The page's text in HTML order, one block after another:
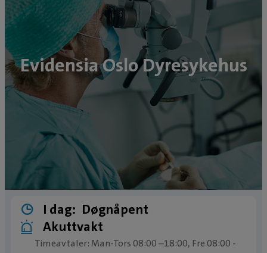
Evidensia Oslo Dyresykehus
I dag: Døgnåpent
Akuttvakt
Timeavtaler: Man-Tors 08:00 –18:00, Fre 08:00 -